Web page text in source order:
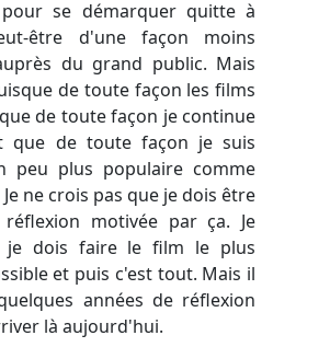
se démarquer quitte à
être d'une façon moins
du grand public. Mais
de toute façon les films
de toute façon je continue
que de toute façon je suis
peu plus populaire comme
ne crois pas que je dois être
motivée par ça. Je
je dois faire le film le plus
et puis c'est tout. Mais il
années de réflexion
là aujourd'hui.